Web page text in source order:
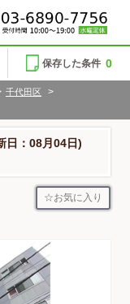
保存した条件 0
千代田区
>
日：08月04日)
お気に入り